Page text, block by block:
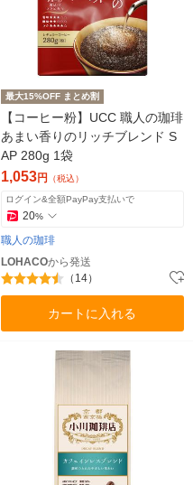
最大15%OFF まとめ割
【コーヒー粉】UCC 職人の珈琲
あまい香りのリッチブレンド S
AP 280g 1袋
1,053円 （税込）
ログイン&全額PayPay支払いで
20%
職人の珈琲
LOHACOから発送
（14）
カートに入れる